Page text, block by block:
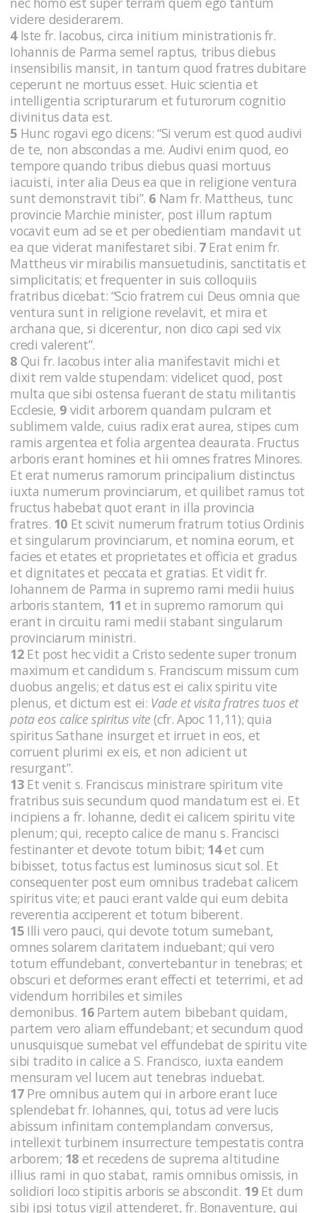
videre desiderarem.
4Iste fr. Iacobus, circa initium ministrationis fr.
Iohannis de Parma semel raptus, tribus diebus
insensibilis mansit, in tantum quod fratres dubitare
ceperunt ne mortuus esset. Huic scientia et
intelligentia scripturarum et futurorum cognitio
divinitus data est.
5 Hunc rogavi ego dicens: “Si verum est quod audivi
de te, non abscondas a me. Audivi enim quod, eo
tempore quando tribus diebus quasi mortuus
iacuisti, inter alia Deus ea que in religione ventura
sunt demonstravit tibi”. 6 Nam fr. Mattheus, tunc
provincie Marchie minister, post illum raptum
vocavit eum ad se et per obedientiam mandavit ut
ea que viderat manifestaret sibi. 7Erat enim fr.
Mattheus vir mirabilis mansuetudinis, sanctitatis et
simplicitatis; et frequenter in suis colloquiis
fratribus dicebat: “Scio fratrem cui Deus omnia que
ventura sunt in religione revelavit, et mira et
archana que, si dicerentur, non dico capi sed vix
credi valerent”.
8 Qui fr. Iacobus inter alia manifestavit michi et
dixit rem valde stupendam: videlicet quod, post
multa que sibi ostensa fuerant de statu militantis
Ecclesie, 9 vidit arborem quandam pulcram et
sublimem valde, cuius radix erat aurea, stipes cum
ramis argentea et folia argentea deaurata. Fructus
arboris erant homines et hii omnes fratres Minores.
Et erat numerus ramorum principalium distinctus
iuxta numerum provinciarum, et quilibet ramus tot
fructus habebat quot erant in illa provincia
fratres. 10 Et scivit numerum fratrum totius Ordinis
et singularum provinciarum, et nomina eorum, et
facies et etates et proprietates et officia et gradus
et dignitates et peccata et gratias. Et vidit fr.
Iohannem de Parma in supremo rami medii huius
arboris stantem, 11 et in supremo ramorum qui
erant in circuitu rami medii stabant singularum
provinciarum ministri.
12Et post hec vidit a Cristo sedente super tronum
maximum et candidum s. Franciscum missum cum
duobus angelis; et datus est ei calix spiritu vite
plenus, et dictum est ei: Vade et visita fratres tuos et
pota eos calice spiritus vite(cfr. Apoc 11,11); quia
spiritus Sathane insurget et irruet in eos, et
corruent plurimi ex eis, et non adicient ut
resurgant”.
13Et venit s. Franciscus ministrare spiritum vite
fratribus suis secundum quod mandatum est ei. Et
incipiens a fr. Iohanne, dedit ei calicem spiritu vite
plenum; qui, recepto calice de manu s. Francisci
festinanter et devote totum bibit; 14et cum
bibisset, totus factus est luminosus sicut sol. Et
consequenter post eum omnibus tradebat calicem
spiritus vite; et pauci erant valde qui eum debita
reverentia acciperent et totum biberent.
15Illi vero pauci, qui devote totum sumebant,
omnes solarem claritatem induebant; qui vero
totum effundebant, convertebantur in tenebras; et
obscuri et deformes erant effecti et teterrimi, et ad
videndum horribiles et similes
demonibus. 16Partem autem bibebant quidam,
partem vero aliam effundebant; et secundum quod
unusquisque sumebat vel effundebat de spiritu vite
sibi tradito in calice a S. Francisco, iuxta eandem
mensuram vel lucem aut tenebras induebat.
17Pre omnibus autem qui in arbore erant luce
splendebat fr. Iohannes, qui, totus ad vere lucis
abissum infinitam contemplandam conversus,
intellexit turbinem insurrecture tempestatis contra
arborem; 18 et recedens de suprema altitudine
illius rami in quo stabat, ramis omnibus omissis, in
solidiori loco stipitis arboris se abscondit. 19Et dum
sibi ipsi totus vigil attenderet, fr. Bonaventure, qui